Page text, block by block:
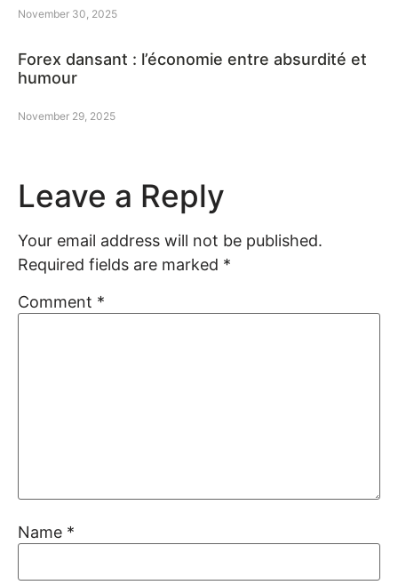
November 30, 2025
Forex dansant : l’économie entre absurdité et
humour
November 29, 2025
Leave a Reply
Your email address will not be published.
Required fields are marked *
Comment *
Name *